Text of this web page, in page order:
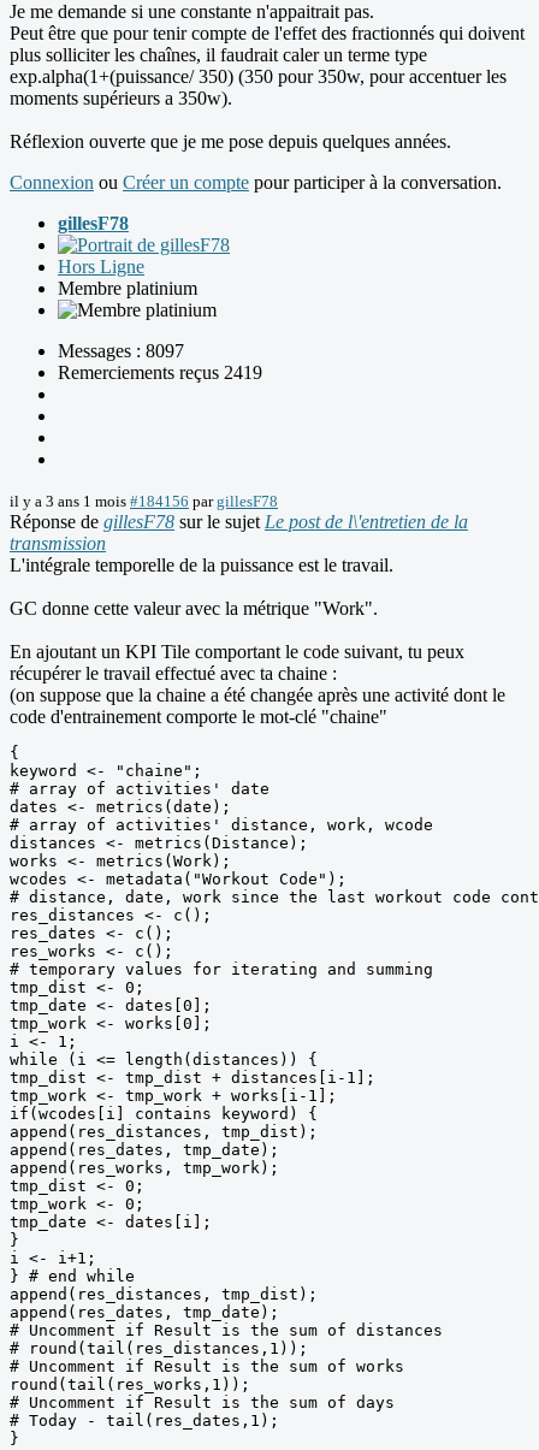
Je me demande si une constante n'appaitrait pas.
Peut être que pour tenir compte de l'effet des fractionnés qui doivent
plus solliciter les chaînes, il faudrait caler un terme type
exp.alpha(1+(puissance/ 350) (350 pour 350w, pour accentuer les
moments supérieurs a 350w).
Réflexion ouverte que je me pose depuis quelques années.
Connexion ou Créer un compte pour participer à la conversation.
gillesF78
Hors Ligne
Membre platinium
Messages : 8097
Remerciements reçus 2419
il y a 3 ans 1 mois #184156 pargillesF78
Réponse de gillesF78 sur le sujet Le post de l\'entretien de la
transmission
L'intégrale temporelle de la puissance est le travail.
GC donne cette valeur avec la métrique "Work".
En ajoutant un KPI Tile comportant le code suivant, tu peux
récupérer le travail effectué avec ta chaine :
(on suppose que la chaine a été changée après une activité dont le
code d'entrainement comporte le mot-clé "chaine"
{
keyword <- "chaine";
# array of activities' date
dates <- metrics(date);
# array of activities' distance, work, wcode
distances <- metrics(Distance);
works <- metrics(Work);
wcodes <- metadata("Workout Code");
# distance, date, work since the last workout code
res_distances <- c();
res_dates <- c();
res_works <- c();
# temporary values for iterating and summing
tmp_dist <- 0;
tmp_date <- dates[0];
tmp_work <- works[0];
i <- 1;
while (i <= length(distances)) {
tmp_dist <- tmp_dist + distances[i-1];
tmp_work <- tmp_work + works[i-1];
if(wcodes[i] contains keyword) {
append(res_distances, tmp_dist);
append(res_dates, tmp_date);
append(res_works, tmp_work);
tmp_dist <- 0;
tmp_work <- 0;
tmp_date <- dates[i];
}
i <- i+1;
} # end while
append(res_distances, tmp_dist);
append(res_dates, tmp_date);
# Uncomment if Result is the sum of distances
# round(tail(res_distances,1));
# Uncomment if Result is the sum of works
round(tail(res_works,1));
# Uncomment if Result is the sum of days
# Today - tail(res_dates,1);
}